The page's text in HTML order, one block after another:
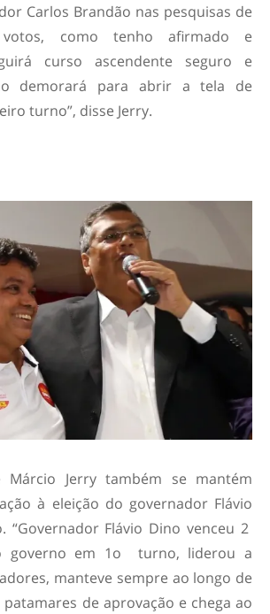
Carlos Brandão nas pesquisas de
como tenho afirmado e
curso ascendente seguro e
demorará para abrir a tela de
turno”, disse Jerry.
Jerry também se mantém
à eleição do governador Flávio
“Governador Flávio Dino venceu 2
governo em 1o turno, liderou a
manteve sempre ao longo de
de aprovação e chega ao